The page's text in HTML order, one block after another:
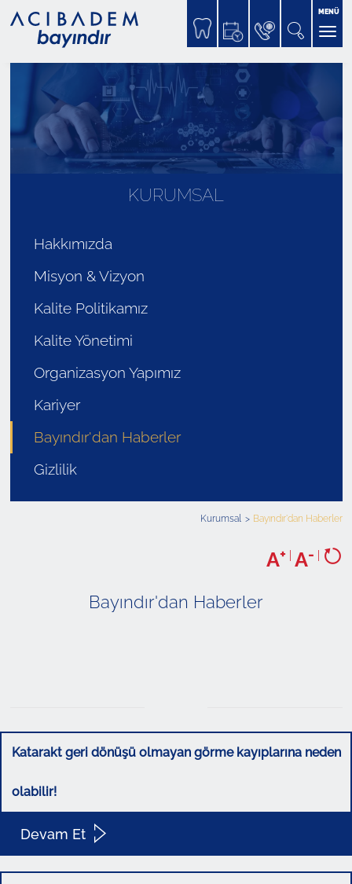
MENÜ
KURUMSAL
Hakkımızda
Misyon & Vizyon
Kalite Politikamız
Kalite Yönetimi
Organizasyon Yapımız
Kariyer
Bayındır'dan Haberler
Gizlilik
Kurumsal Bayındır'dan Haberler
A+ | A- |
Bayındır'dan Haberler
Katarakt geri dönüşü olmayan görme kayıplarına neden
olabilir!
Devam Et